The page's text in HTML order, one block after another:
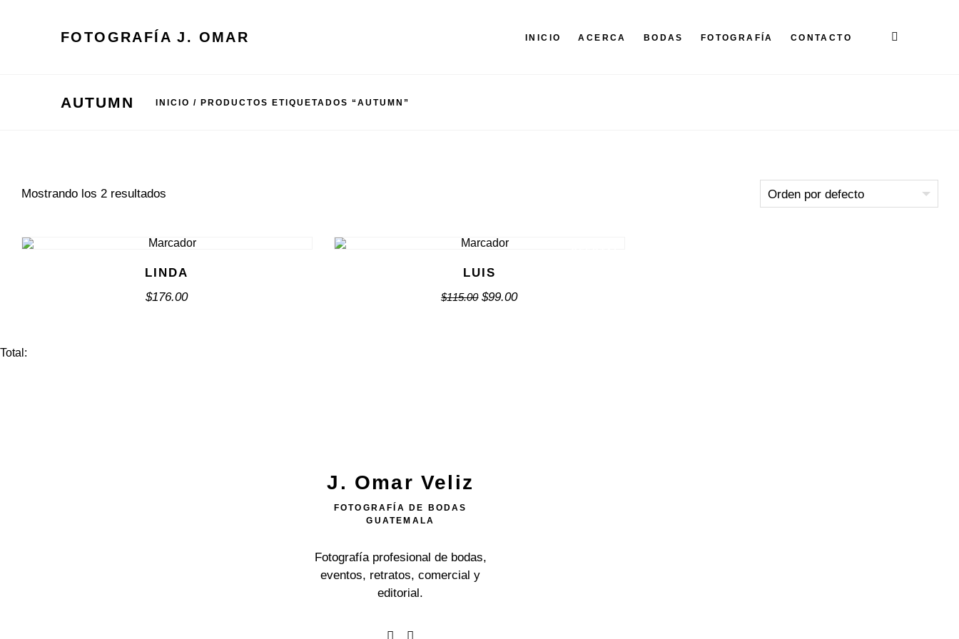
FOTOGRAFÍA J. OMAR INICIO ACERCA BODAS FOTOGRAFÍA CONTACTO
AUTUMN INICIO / PRODUCTOS ETIQUETADOS “AUTUMN”
Mostrando los 2 resultados
LINDA
$176.00
LUIS
$115.00 $99.00
J. Omar Veliz
FOTOGRAFÍA DE BODAS
GUATEMALA
Fotografía profesional de bodas,
eventos, retratos, comercial y
editorial.
Total: